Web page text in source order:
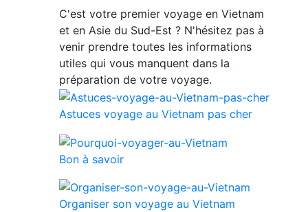
C'est votre premier voyage en Vietnam
et en Asie du Sud-Est ? N'hésitez pas à
venir prendre toutes les informations
utiles qui vous manquent dans la
préparation de votre voyage.
Astuces voyage au Vietnam pas cher
Bon à savoir
Organiser son voyage au Vietnam